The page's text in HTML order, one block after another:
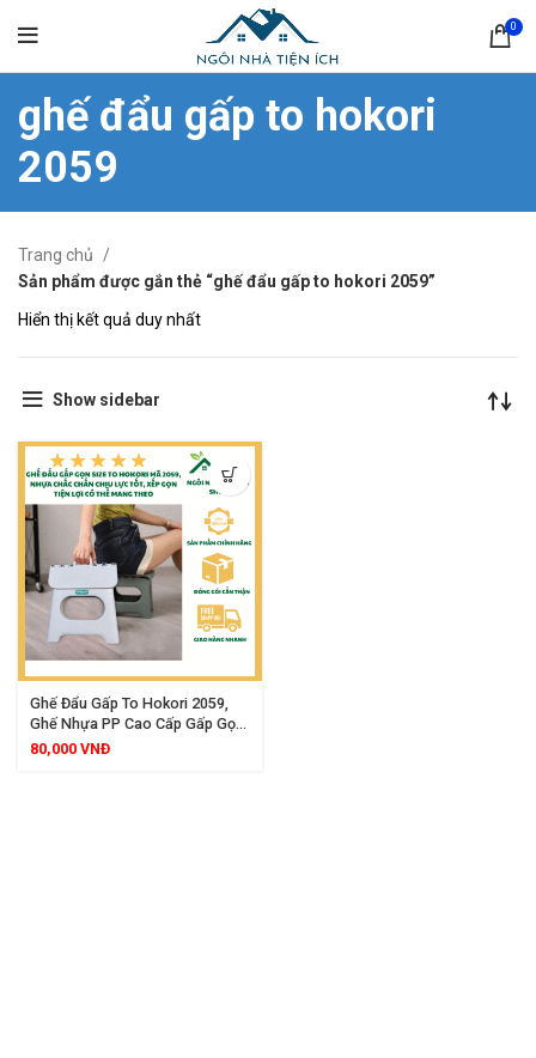
0
ghế đẩu gấp to hokori
2059
Trang chủ
Sản phẩm được gắn thẻ “ghế đẩu gấp to hokori 2059”
Hiển thị kết quả duy nhất
Show sidebar
Ghế Đẩu Gấp To Hokori 2059,
Ghế Nhựa PP Cao Cấp Gấp Gọn
Tiện Lợi, Mặt Ghế Rộng Chịu Lực
80,000 VNĐ